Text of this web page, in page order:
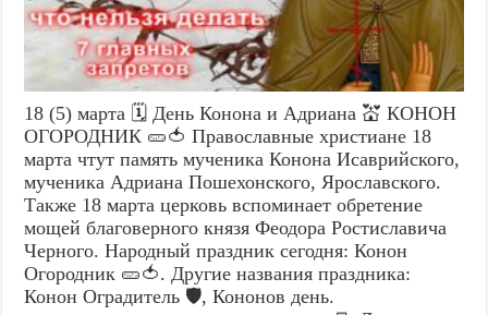
18 (5) марта 🗓️ День Конона и Адриана 💒 КОНОН
ОГОРОДНИК 🥒🍅 Православные христиане 18
марта чтут память мученика Конона Исаврийского,
мученика Адриана Пошехонского, Ярославского.
Также 18 марта церковь вспоминает обретение
мощей благоверного князя Феодора Ростиславича
Черного. Народный праздник сегодня: Конон
Огородник 🥒🍅. Другие названия праздника:
Конон Оградитель 🛡️, Кононов день.